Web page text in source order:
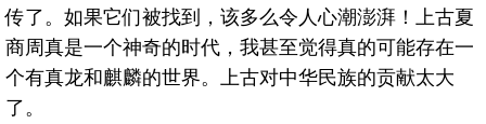
传了。如果它们被找到，该多么令人心潮澎湃！上古夏
商周真是一个神奇的时代，我甚至觉得真的可能存在一
个有真龙和麒麟的世界。上古对中华民族的贡献太大
了。